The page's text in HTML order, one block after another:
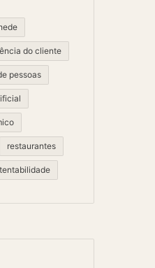
do cliente
pessoas
restaurantes